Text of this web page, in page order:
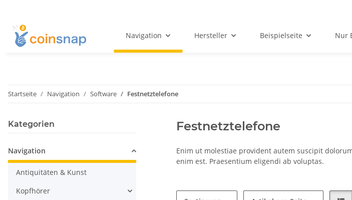
Navigation Hersteller Beispielseite Nur
Startseite Navigation Software Festnetztelefone
Festnetztelefone
Enim ut molestiae provident autem suscipit
enim est. Praesentium eligendi ab voluptas.
Kategorien
Navigation
Antiquitäten & Kunst
Kopfhörer